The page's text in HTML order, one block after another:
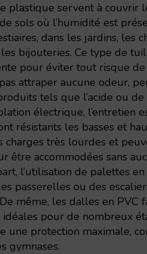
plastique servent à couvrir
sols où l’humidité est
dans les jardins, les
bijouteries. Ce type de
pour éviter tout risque de
attraper aucune odeur,
tels que l’acide ou
électrique, l’entretien
résistants les basses et
charges très lourdes et
être accommodées sans
l’utilisation de palettes
passerelles ou des
même, les dalles en PVC
pour de nombreux
une protection maximale,
gymnases.